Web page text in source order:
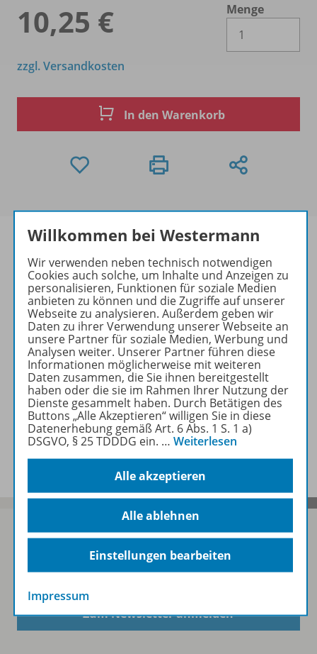
10,25 €
Menge
zzgl. Versandkosten
In den Warenkorb
Produktinformationen
Beschreibung
Zugehörige Produkte
Benachrichtigungs-Service
Zum Newsletter anmelden
Willkommen bei Westermann
Wir verwenden neben technisch notwendigen
Cookies auch solche, um Inhalte und Anzeigen zu
personalisieren, Funktionen für soziale Medien
anbieten zu können und die Zugriffe auf unserer
Webseite zu analysieren. Außerdem geben wir
Daten zu ihrer Verwendung unserer Webseite an
unsere Partner für soziale Medien, Werbung und
Analysen weiter. Unserer Partner führen diese
Informationen möglicherweise mit weiteren
Daten zusammen, die Sie ihnen bereitgestellt
haben oder die sie im Rahmen Ihrer Nutzung der
Dienste gesammelt haben. Durch Betätigen des
Buttons „Alle Akzeptieren“ willigen Sie in diese
Datenerhebung gemäß Art. 6 Abs. 1 S. 1 a)
DSGVO, § 25 TDDDG ein. … Weiterlesen
Alle akzeptieren
Alle ablehnen
Einstellungen bearbeiten
Impressum